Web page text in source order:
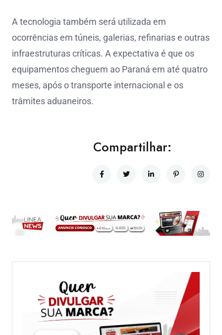
A tecnologia também será utilizada em
ocorrências em túneis, galerias, refinarias e outras
infraestruturas críticas. A expectativa é que os
equipamentos cheguem ao Paraná em até quatro
meses, após o transporte internacional e os
trâmites aduaneiros.
Compartilhar: